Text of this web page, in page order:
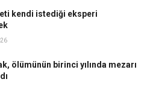
kendi istediği eksperi
ölümünün birinci yılında mezarı